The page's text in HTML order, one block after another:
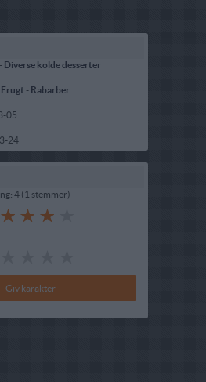
- Diverse kolde desserter
Frugt - Rabarber
05
24
4 (1 stemmer)